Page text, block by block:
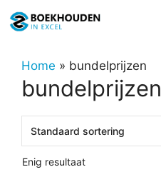
naar
inhoudHome » bundelprijzen
bundelprijzen
Enig resultaat